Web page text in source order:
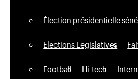
Élection présidentielle
Elections Legislatives
Football Hi-tech